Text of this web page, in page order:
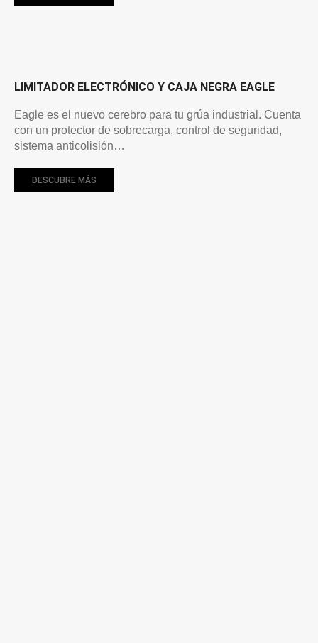
LIMITADOR ELECTRÓNICO Y CAJA NEGRA EAGLE
Eagle es el nuevo cerebro para tu grúa industrial. Cuenta
con un protector de sobrecarga, control de seguridad,
sistema anticolisión…
DESCUBRE MÁS